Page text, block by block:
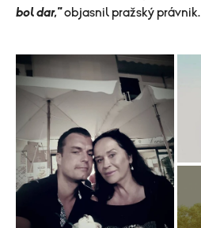
bol dar,"objasnil pražský právnik.